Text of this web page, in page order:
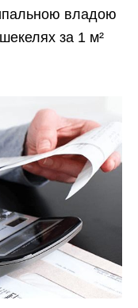
владою
за 1 м²